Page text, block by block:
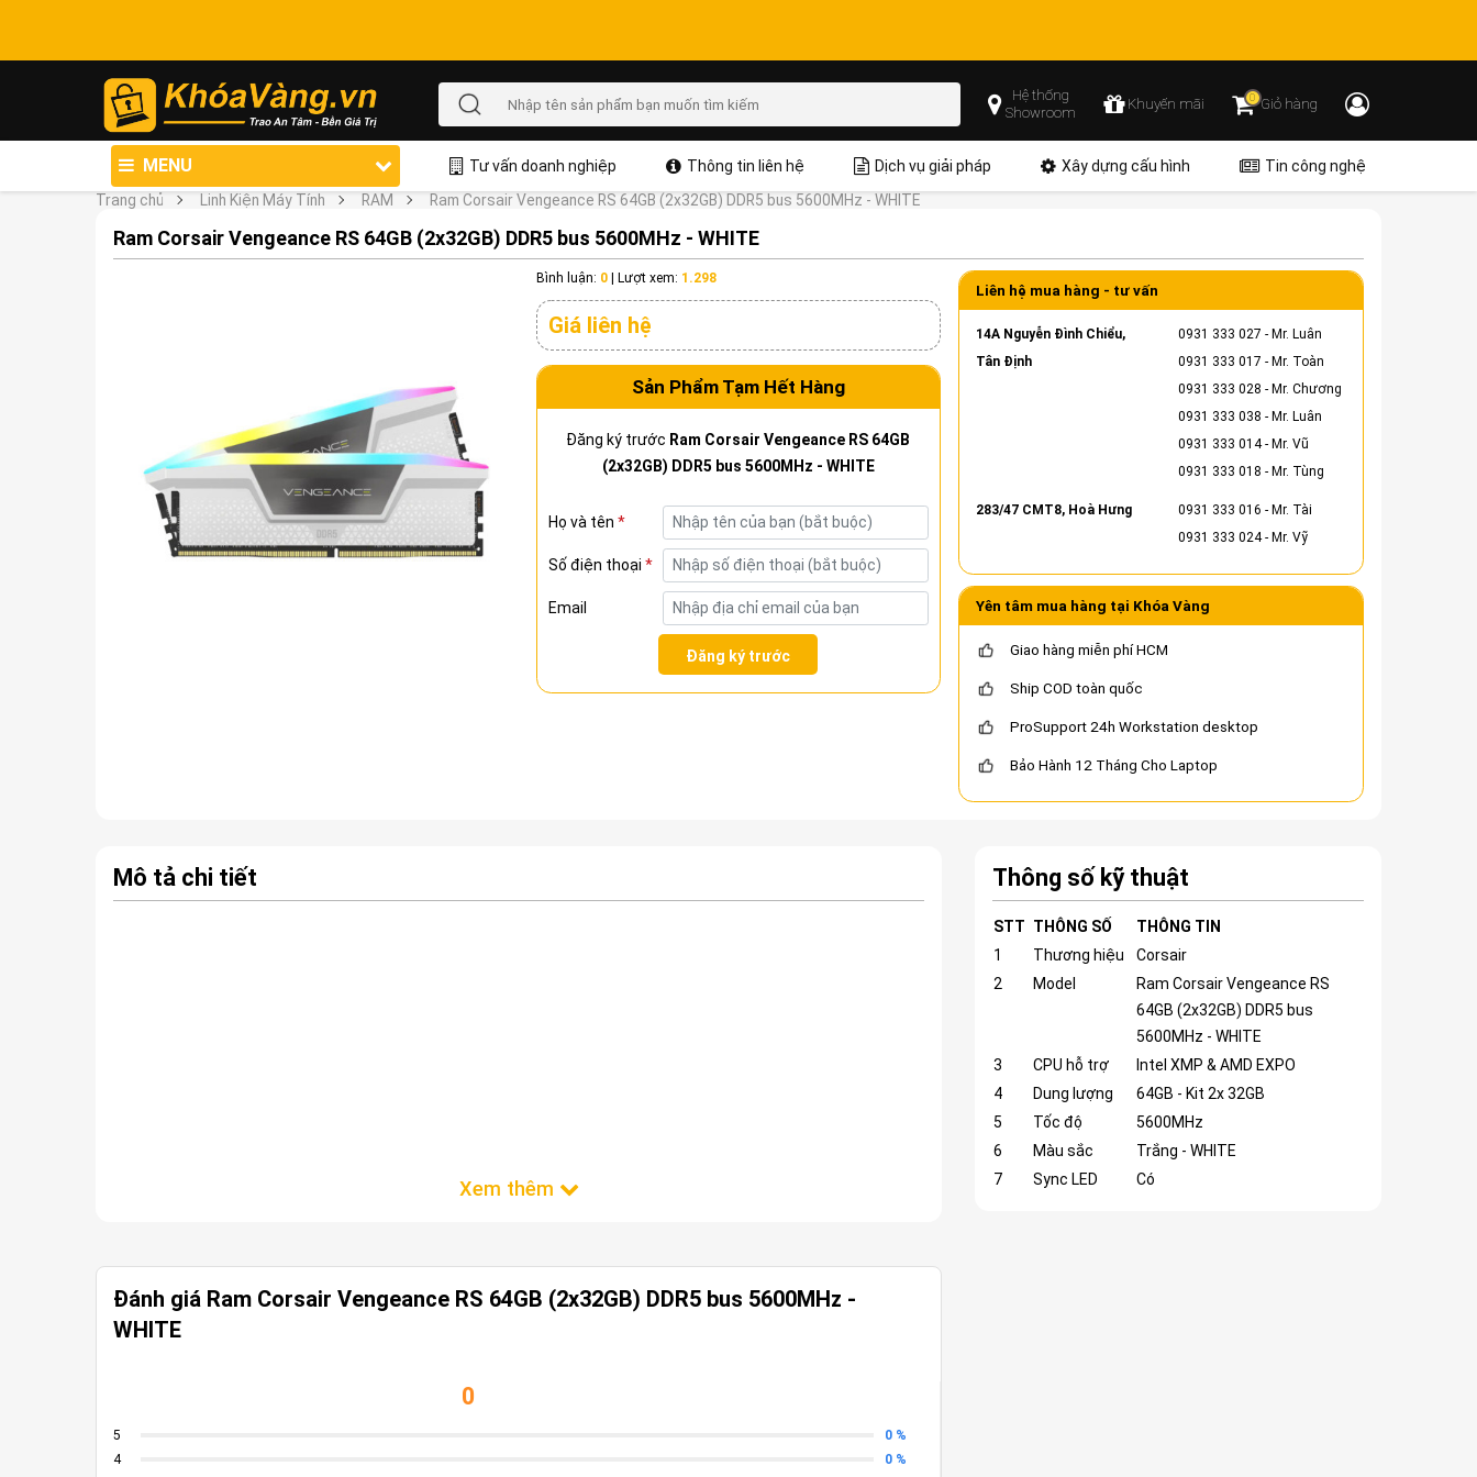
Hệ thống
Showroom
Khuyến mãi 0Giỏ hàng
MENU Tư vấn doanh nghiệp Thông tin liên hệ Dịch vụ giải pháp Xây dựng cấu hình
Tin công nghệ
Trang chủ
Linh Kiện Máy Tính RAM Ram Corsair Vengeance RS 64GB (2x32GB) DDR5 bus 5600MHz - WHITE
Ram Corsair Vengeance RS 64GB (2x32GB) DDR5 bus 5600MHz - WHITE
Bình luận: 0| Lượt xem: 1.298
Giá liên hệ
Sản Phẩm Tạm Hết Hàng
Đăng ký trước Ram Corsair Vengeance RS 64GB
(2x32GB) DDR5 bus 5600MHz - WHITE
Họ và tên *
Số điện thoại *
Email
Đăng ký trước
Liên hệ mua hàng - tư vấn
14A Nguyễn Đình Chiểu,
Tân Định
0931 333 027 - Mr. Luân
0931 333 017 - Mr. Toàn
0931 333 028 - Mr. Chương
0931 333 038 - Mr. Luân
0931 333 014- Mr. Vũ
0931 333 018 - Mr. Tùng
283/47 CMT8, Hoà Hưng 0931 333 016 - Mr. Tài
0931 333 024- Mr. Vỹ
Yên tâm mua hàng tại Khóa Vàng
Giao hàng miễn phí HCM
Ship COD toàn quốc
ProSupport 24h Workstation desktop
Bảo Hành 12 Tháng Cho Laptop
Thông số kỹ thuật
STT THÔNG SỐ
THÔNG TIN
1
Thương hiệu
Corsair
2
Model
Ram Corsair Vengeance RS
64GB (2x32GB) DDR5 bus
5600MHz - WHITE
3
CPU hỗ trợ
Intel XMP & AMD EXPO
4
Dung lượng
64GB - Kit 2x 32GB
5
Tốc độ
5600MHz
6
Màu sắc
Trắng - WHITE
7
Sync LED Có
Mô tả chi tiết
Đánh giá Ram Corsair Vengeance RS 64GB (2x32GB) DDR5 bus 5600MHz -
WHITE
0
5
0 %
4
0 %